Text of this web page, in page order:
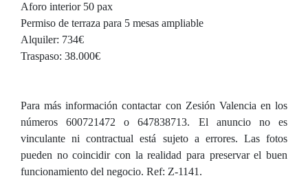
Aforo interior 50 pax
Permiso de terraza para 5 mesas ampliable
Alquiler: 734€
Traspaso: 38.000€
Para más información contactar con Zesión Valencia en los
números 600721472 o 647838713. El anuncio no es
vinculante ni contractual está sujeto a errores. Las fotos
pueden no coincidir con la realidad para preservar el buen
funcionamiento del negocio. Ref: Z-1141.